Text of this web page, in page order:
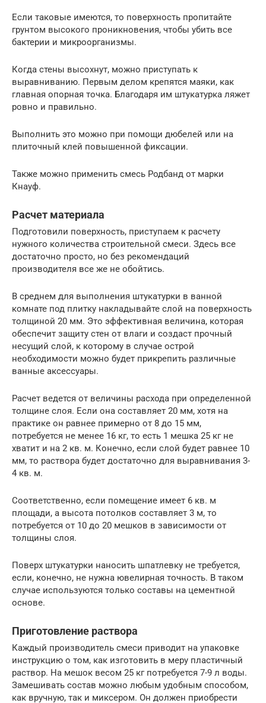
Если таковые имеются, то поверхность пропитайте
грунтом высокого проникновения, чтобы убить все
бактерии и микроорганизмы.
Когда стены высохнут, можно приступать к
выравниванию. Первым делом крепятся маяки, как
главная опорная точка. Благодаря им штукатурка ляжет
ровно и правильно.
Выполнить это можно при помощи дюбелей или на
плиточный клей повышенной фиксации.
Также можно применить смесь Родбанд от марки
Кнауф.
Расчет материала
Подготовили поверхность, приступаем к расчету
нужного количества строительной смеси. Здесь все
достаточно просто, но без рекомендаций
производителя все же не обойтись.
В среднем для выполнения штукатурки в ванной
комнате под плитку накладывайте слой на поверхность
толщиной 20 мм. Это эффективная величина, которая
обеспечит защиту стен от влаги и создаст прочный
несущий слой, к которому в случае острой
необходимости можно будет прикрепить различные
ванные аксессуары.
Расчет ведется от величины расхода при определенной
толщине слоя. Если она составляет 20 мм, хотя на
практике он равнее примерно от 8 до 15 мм,
потребуется не менее 16 кг, то есть 1 мешка 25 кг не
хватит и на 2 кв. м. Конечно, если слой будет равнее 10
мм, то раствора будет достаточно для выравнивания 3-
4 кв. м.
Соответственно, если помещение имеет 6 кв. м
площади, а высота потолков составляет 3 м, то
потребуется от 10 до 20 мешков в зависимости от
толщины слоя.
Поверх штукатурки наносить шпатлевку не требуется,
если, конечно, не нужна ювелирная точность. В таком
случае используются только составы на цементной
основе.
Приготовление раствора
Каждый производитель смеси приводит на упаковке
инструкцию о том, как изготовить в меру пластичный
раствор. На мешок весом 25 кг потребуется 7-9 л воды.
Замешивать состав можно любым удобным способом,
как вручную, так и миксером. Он должен приобрести